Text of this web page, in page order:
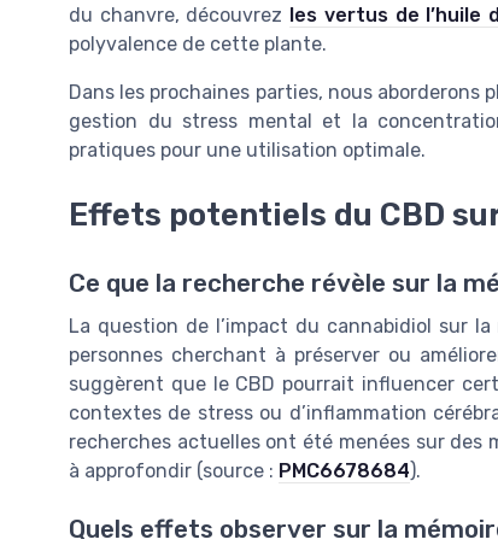
du chanvre, découvrez
les vertus de l’huile
polyvalence de cette plante.
Dans les prochaines parties, nous aborderons
gestion du stress mental et la
pratiques pour une utilisation optimale.
Effets potentiels du CBD
Ce que la recherche révèle sur la
La question de l’impact du cannabidiol sur
personnes cherchant à préserver ou
suggèrent que le CBD pourrait influencer
contextes de stress ou d’inflammation
recherches actuelles ont été menées sur des
à approfondir (source : PMC6678684).
Quels effets observer sur la